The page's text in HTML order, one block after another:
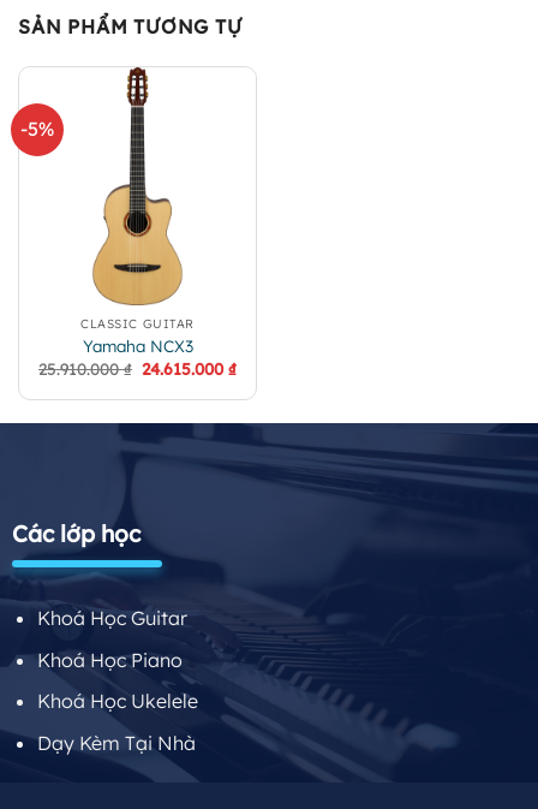
SẢN PHẨM TƯƠNG TỰ
-5%
CLASSIC GUITAR
Yamaha NCX3
25.910.000₫ Giá
là:
24.615.000₫Giá
tại
24.615.000 ₫.
Các lớp học
Khoá Học Guitar
Khoá Học Piano
Khoá Học Ukelele
Dạy Kèm Tại Nhà